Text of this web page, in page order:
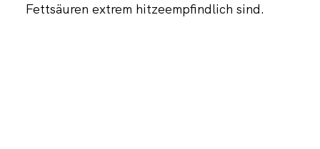
Fettsäuren extrem hitzeempfindlich sind.